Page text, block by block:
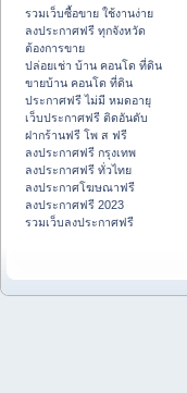
รวมเว็บซื้อขาย ใช้งานง่าย
ลงประกาศฟรี ทุกจังหวัด
ต้องการขาย
ปล่อยเช่า บ้าน คอนโด ที่ดิน
ขายบ้าน คอนโด ที่ดิน
ประกาศฟรี ไม่มี หมดอายุ
เว็บประกาศฟรี ติดอันดับ
ฝากร้านฟรี โพ ส ฟรี
ลงประกาศฟรี กรุงเทพ
ลงประกาศฟรี ทั่วไทย
ลงประกาศโฆษณาฟรี
ลงประกาศฟรี 2023
รวมเว็บลงประกาศฟรี